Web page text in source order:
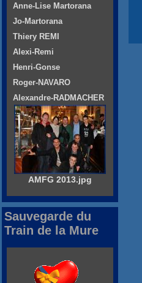
Anne-Lise Martorana
Jo-Martorana
Thiery REMI
Alexi-Remi
Henri-Gonse
Roger-NAVARO
Alexandre-RADMACHER
AMFG 2013.jpg
Sauvegarde du
Train de la Mure